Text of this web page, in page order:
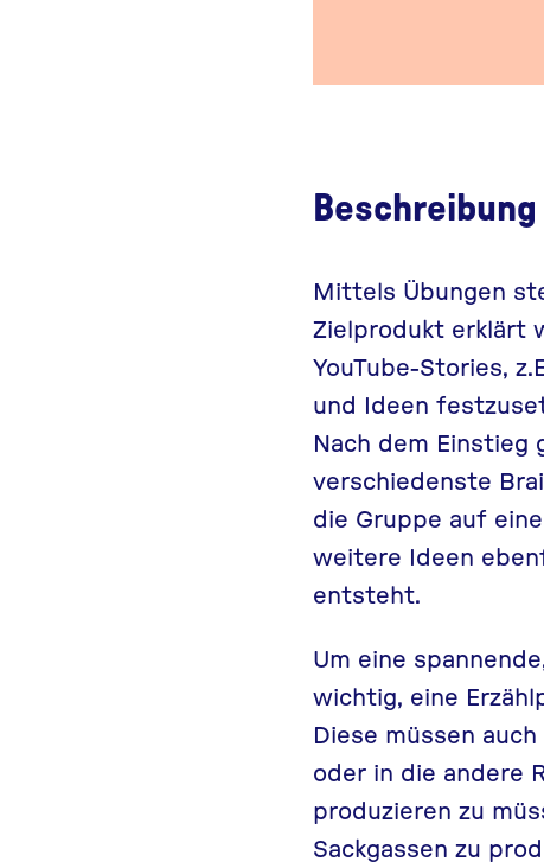
Mittels Übungen
Zielprodukt erklärt
YouTube-Stories,
und Ideen
Nach dem Einstieg
verschiedenste
die Gruppe auf
weitere Ideen
entsteht.
Um eine
wichtig, eine
Diese müssen
oder in die andere
produzieren zu
Sackgassen zu